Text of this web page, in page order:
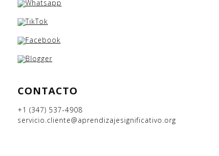
CONTACTO
+1 (347) 537-4908
servicio.cliente@aprendizajesignificativo.org